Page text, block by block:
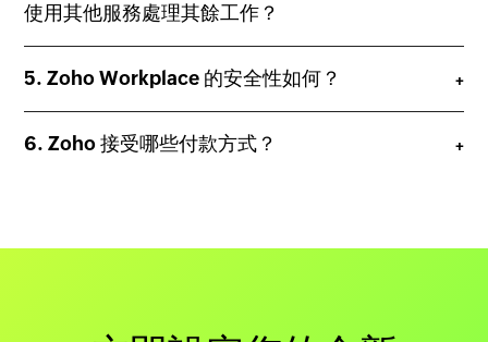
使用其他服務處理其餘工作？
Zoho Workplace 的安全性如何？
Zoho 接受哪些付款方式？